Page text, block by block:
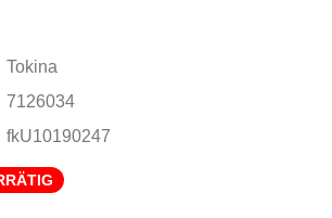
Tokina
7126034
fkU10190247